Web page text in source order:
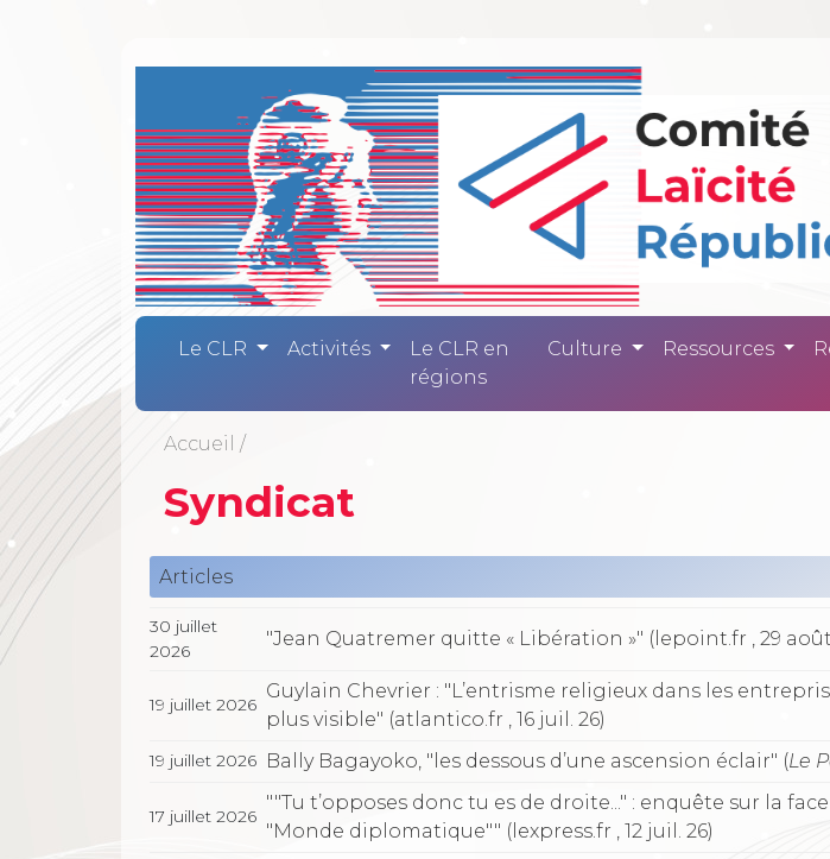
Comité Laïcité
Le CLR Activités
Le CLR en
régions
Culture Ressources
Accueil /
Syndicat
Articles
30 juillet
2026
"Jean Quatremer quitte « Libération »" (lepoint.fr , 29 août
19 juillet 2026
Guylain Chevrier : "L’entrisme religieux dans les
plus visible" (atlantico.fr , 16 juil. 26)
19 juillet 2026 Bally Bagayoko, "les dessous d’une ascension éclair" (Le
17 juillet 2026
""Tu t’opposes donc tu es de droite..." : enquête sur la
"Monde diplomatique"" (lexpress.fr , 12 juil. 26)